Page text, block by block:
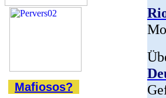
Mafiosos?